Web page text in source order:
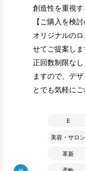
創造性を重視す
【ご購入を検
オリジナルの
せてご提案し
正回数制限な
ますので、デ
とでも気軽にご
E
美容・サロン
革新